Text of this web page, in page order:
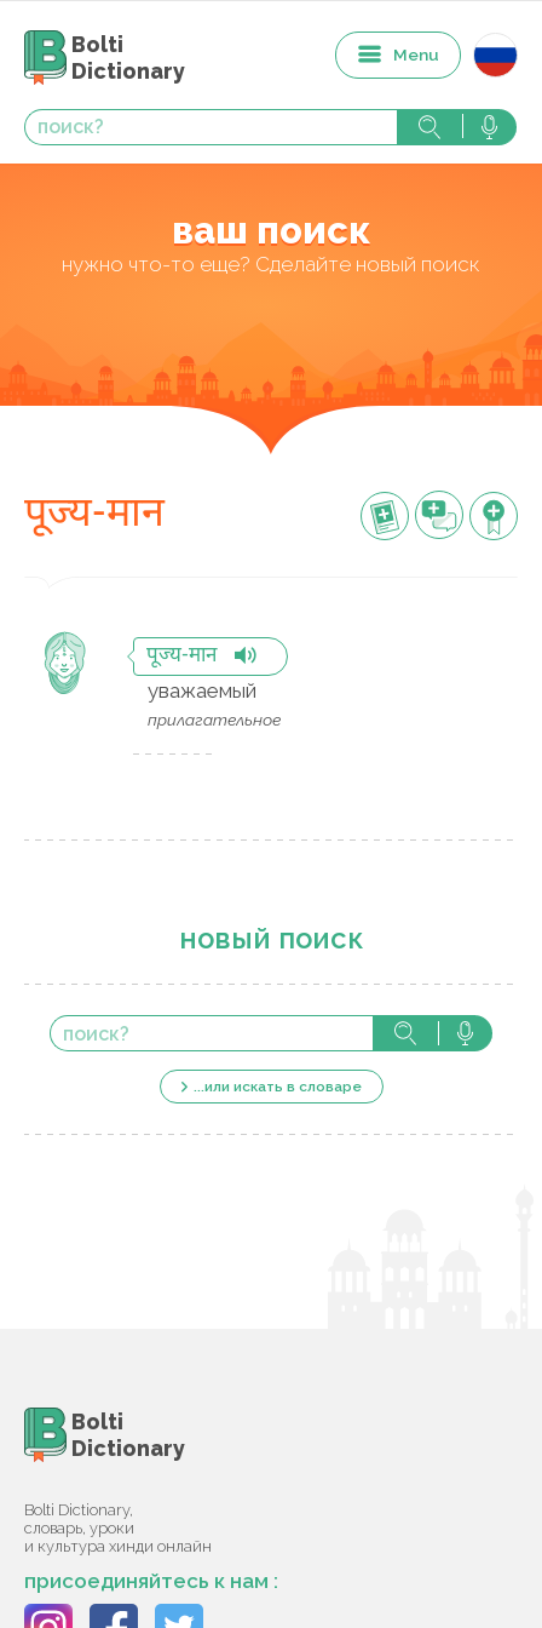
Bolti
Dictionary
Menu
ваш поиск
нужно что-то еще? Сделайте новый поиск
पूज्य-मान
पूज्य-मान
уважаемый
прилагательное
новый поиск
...или искать в словаре
Bolti
Dictionary
Bolti Dictionary,
словарь, уроки
и культура хинди онлайн
присоединяйтесь к нам :